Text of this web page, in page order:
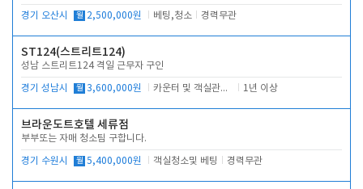
경기 오산시 월 2,500,000원 베팅,청소 경력무관
ST124(스트리트124)
성남 스트리트124 격일 근무자 구인
경기 성남시 월 3,600,000원 카운터 및 객실관리 전반 1년 이상
브라운도트호텔 세류점
부부또는 자매 청소팀 구합니다.
경기 수원시 월 5,400,000원 객실청소및 베팅 경력무관